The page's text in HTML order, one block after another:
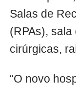
Salas de
(RPAs),
cirúrgicas,
“O novo